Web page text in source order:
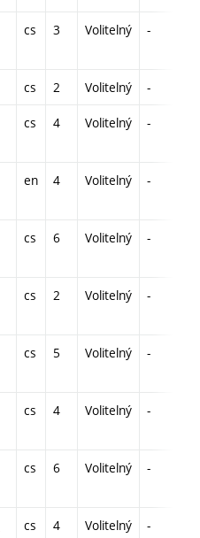
cs 3 Volitelný -
cs 2 Volitelný -
cs 4 Volitelný -
en 4 Volitelný -
cs 6 Volitelný -
cs 2 Volitelný -
cs 5 Volitelný -
cs 4 Volitelný -
cs 6 Volitelný -
cs 4 Volitelný -